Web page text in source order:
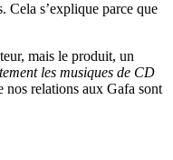
Cela s’explique parce que
mais le produit, un
les musiques de CD
relations aux Gafa sont